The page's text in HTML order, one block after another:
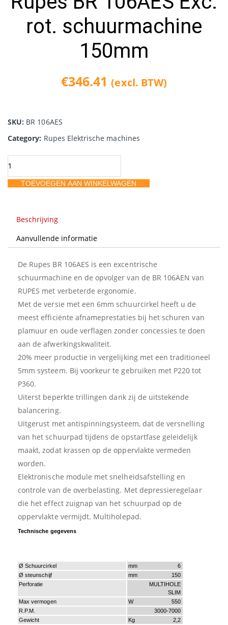
rot. schuurmachine
150mm
€346.41 (excl. BTW)
SKU: BR 106AES
Category: Rupes Elektrische machines
Rupes
BR
106AES
150mm
TOEVOEGEN AAN WINKELWAGEN
Beschrijving
Aanvullende informatie
De Rupes BR 106AES is een excentrische
schuurmachine en de opvolger van de BR 106AEN van
RUPES met verbeterde ergonomie.
Met de versie met een 6mm schuurcirkel heeft u de
meest efficiënte afnameprestaties bij het schuren van
plamuur en oude verflagen zonder concessies te doen
aan de afwerkingskwaliteit.
20% meer productie in vergelijking met een traditioneel
5mm systeem. Bij voorkeur te gebruiken met P220 tot
P360.
Uiterst beperkte trillingen dank zij de uitstekende
balancering.
Uitgerust met antispinningsysteem, dat de versnelling
van het schuurpad tijdens de opstartfase geleidelijk
maakt, zodat krassen op de oppervlakte vermeden
worden.
Elektronische module met snelheidsafstelling en
controle van de overbelasting. Met depressieregelaar
die het effect zuignap van het schuurpad op de
oppervlakte vermijdt. Multiholepad.
Technische gegevens
Ø Schuurcirkel mm
6
Ø steunschijf
mm
150
Perforatie
MULTIHOLE
SLIM
Max vermogen
W
550
R.P.M.
3000-7000
Gewicht
Kg
2,2